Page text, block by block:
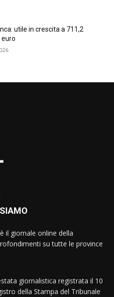
utile in crescita a 711,2
euro
il giornale online della
su tutte le province
giornalistica registrata il 10
della Stampa del Tribunale